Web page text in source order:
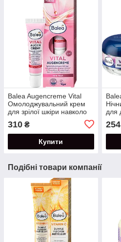
Balea Augencreme Vital
Омолоджувальний крем
для зрілої шкіри навколо
310 ₴
Купити
для
254
Подібні товари компанії